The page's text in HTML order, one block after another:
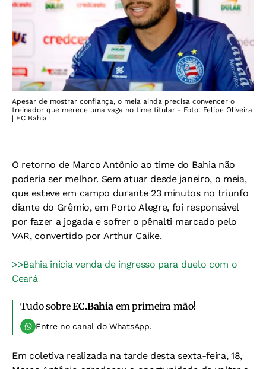
Apesar de mostrar confiança, o meia ainda precisa convencer o
treinador que merece uma vaga no time titular - Foto: Felipe Oliveira
| EC Bahia
O retorno de Marco Antônio ao time do Bahia não
poderia ser melhor. Sem atuar desde janeiro, o meia,
que esteve em campo durante 23 minutos no triunfo
diante do Grêmio, em Porto Alegre, foi responsável
por fazer a jogada e sofrer o pênalti marcado pelo
VAR, convertido por Arthur Caike.
>>Bahia inicia venda de ingresso para duelo com o
Ceará
Tudo sobreEC.Bahiaem primeira mão!
Entre no canal do WhatsApp.
Em coletiva realizada na tarde desta sexta-feira, 18,